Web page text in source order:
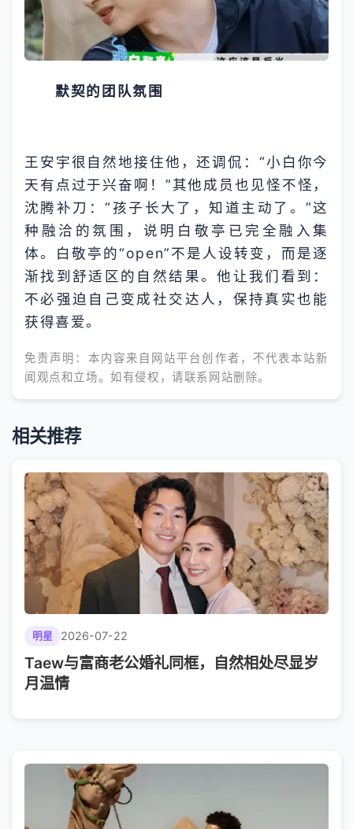
默契的团队氛围
王安宇很自然地接住他，还调侃：“小白你今
天有点过于兴奋啊！”其他成员也见怪不怪，
沈腾补刀：“孩子长大了，知道主动了。”这
种融洽的氛围，说明白敬亭已完全融入集
体。白敬亭的“open”不是人设转变，而是逐
渐找到舒适区的自然结果。他让我们看到：
不必强迫自己变成社交达人，保持真实也能
获得喜爱。
免责声明：本内容来自网站平台创作者，不代表本站新
闻观点和立场。如有侵权，请联系网站删除。
相关推荐
明星 2026-07-22
Taew与富商老公婚礼同框，自然相处尽显岁
月温情